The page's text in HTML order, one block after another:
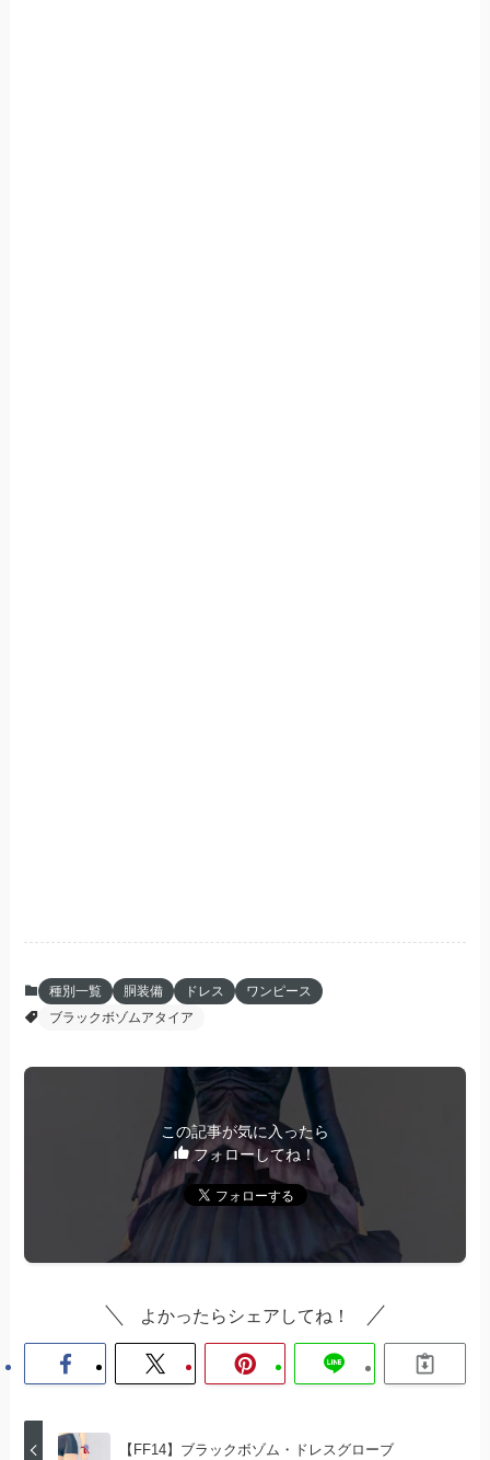
種別一覧 胴装備 ドレス
ワンピース
ブラックボゾムアタイア
この記事が気に入ったら
フォローしてね！
よかったらシェアしてね！
【FF14】ブラックボゾム・ドレスグローブ